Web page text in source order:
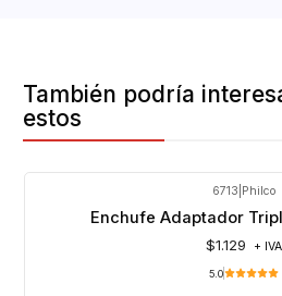
También podría
estos
6713 Philco
Enchufe Adaptador
$1.129 + IVA
5.0